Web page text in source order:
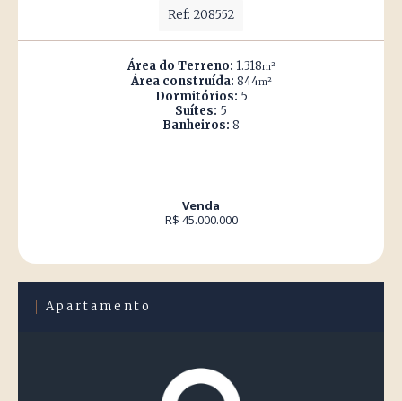
Ref: 208552
Área do Terreno: 1.318m²
Área construída: 844m²
Dormitórios: 5
Suítes: 5
Banheiros: 8
Venda
R$ 45.000.000
Apartamento